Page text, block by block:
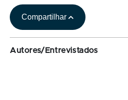
Compartilhar
Autores/Entrevistados